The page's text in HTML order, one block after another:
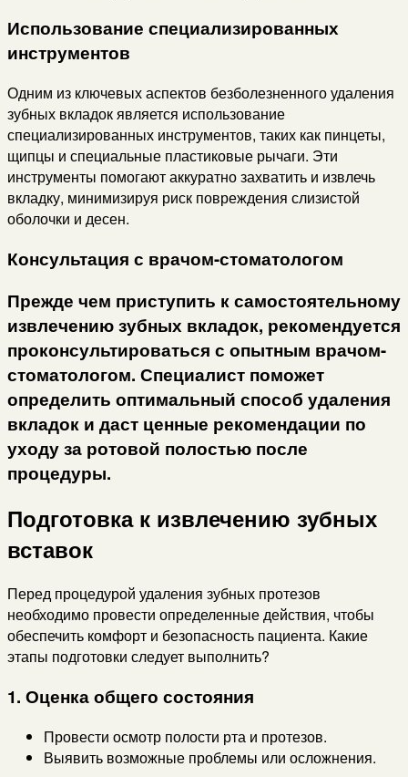
Использование специализированных
инструментов
Одним из ключевых аспектов безболезненного удаления
зубных вкладок является использование
специализированных инструментов, таких как пинцеты,
щипцы и специальные пластиковые рычаги. Эти
инструменты помогают аккуратно захватить и извлечь
вкладку, минимизируя риск повреждения слизистой
оболочки и десен.
Консультация с врачом-стоматологом
Прежде чем приступить к самостоятельному
извлечению зубных вкладок, рекомендуется
проконсультироваться с опытным врачом-
стоматологом. Специалист поможет
определить оптимальный способ удаления
вкладок и даст ценные рекомендации по
уходу за ротовой полостью после
процедуры.
Подготовка к извлечению зубных
вставок
Перед процедурой удаления зубных протезов
необходимо провести определенные действия, чтобы
обеспечить комфорт и безопасность пациента. Какие
этапы подготовки следует выполнить?
1. Оценка общего состояния
Провести осмотр полости рта и протезов.
Выявить возможные проблемы или осложнения.